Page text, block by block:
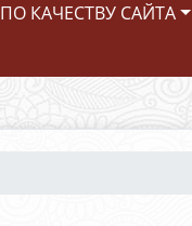
КАЧЕСТВУ САЙТА